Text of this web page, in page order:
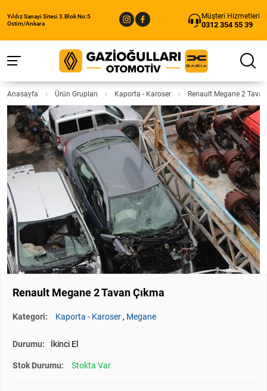
Yıldız Sanayi Sitesi 3.Blok No:5
Ostim/Ankara
Müşteri Hizmetleri
0312 354 55 39
Anasayfa Ürün Grupları Kaporta - Karoser Renault Megane 2
Renault Megane 2 Tavan Çıkma
Kategori: Kaporta - Karoser , Megane
Durumu: İkinci El
Stok Durumu: Stokta Var